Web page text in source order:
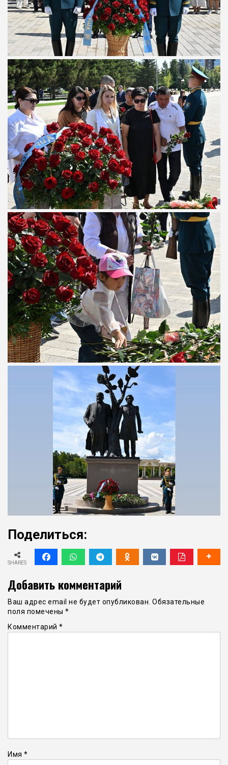
Поделиться:
SHARES
Добавить комментарий
Ваш адрес email не будет опубликован. Обязательные
поля помечены *
Комментарий *
Имя *